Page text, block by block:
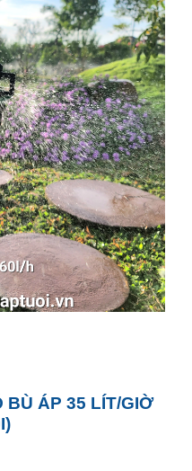
BÙ ÁP 35 LÍT/GIỜ